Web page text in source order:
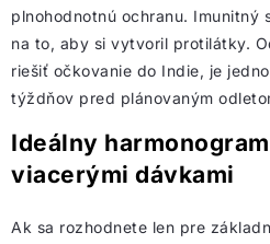
plnohodnotnú ochranu. Imunitný
na to, aby si vytvoril protilátky.
riešiť očkovanie do Indie, je
týždňov pred plánovaným
Ideálny
viacerými dávkami
Ak sa rozhodnete len pre